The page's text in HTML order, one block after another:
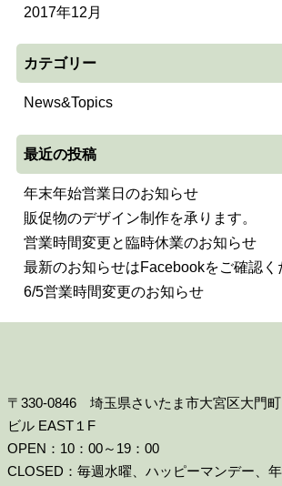
2017年12月
カテゴリー
News&Topics
最近の投稿
年末年始営業日のお知らせ
販促物のデザイン制作を承ります。
営業時間変更と臨時休業のお知らせ
最新のお知らせはFacebookをご確認く
6/5営業時間変更のお知らせ
〒330-0846 埼玉県さいたま市大宮区大門
ビル EAST１F
OPEN：10：00～19：00
CLOSED：毎週水曜、ハッピーマンデー、